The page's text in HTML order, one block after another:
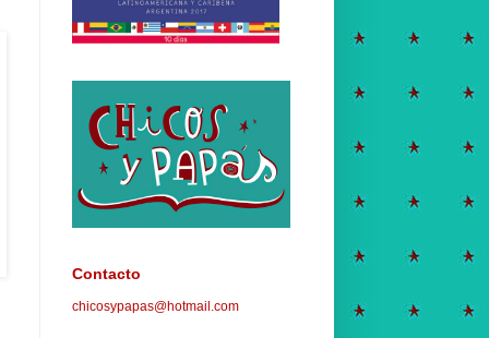
Contacto
chicosypapas@hotmail.com